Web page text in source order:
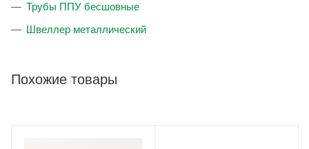
Трубы ППУ бесшовные
Швеллер металлический
Похожие товары